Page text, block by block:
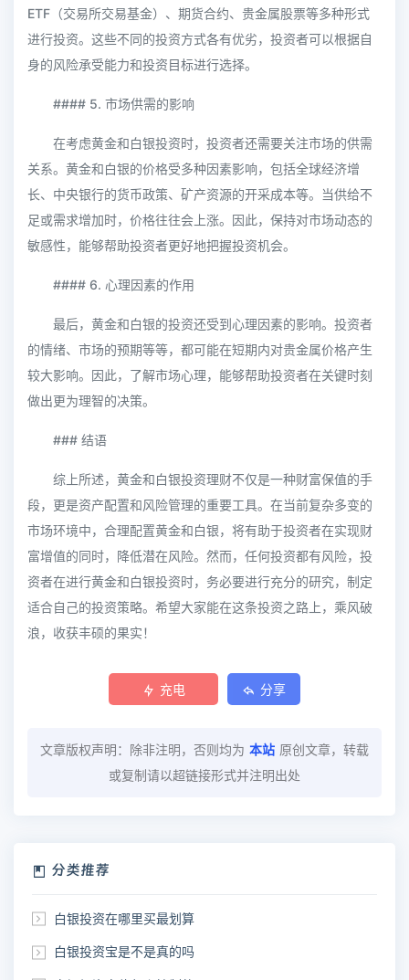
ETF（交易所交易基金）、期货合约、贵金属股票等多种形式
进行投资。这些不同的投资方式各有优劣，投资者可以根据自
身的风险承受能力和投资目标进行选择。
#### 5. 市场供需的影响
在考虑黄金和白银投资时，投资者还需要关注市场的供需
关系。黄金和白银的价格受多种因素影响，包括全球经济增
长、中央银行的货币政策、矿产资源的开采成本等。当供给不
足或需求增加时，价格往往会上涨。因此，保持对市场动态的
敏感性，能够帮助投资者更好地把握投资机会。
#### 6. 心理因素的作用
最后，黄金和白银的投资还受到心理因素的影响。投资者
的情绪、市场的预期等等，都可能在短期内对贵金属价格产生
较大影响。因此，了解市场心理，能够帮助投资者在关键时刻
做出更为理智的决策。
### 结语
综上所述，黄金和白银投资理财不仅是一种财富保值的手
段，更是资产配置和风险管理的重要工具。在当前复杂多变的
市场环境中，合理配置黄金和白银，将有助于投资者在实现财
富增值的同时，降低潜在风险。然而，任何投资都有风险，投
资者在进行黄金和白银投资时，务必要进行充分的研究，制定
适合自己的投资策略。希望大家能在这条投资之路上，乘风破
浪，收获丰硕的果实！
充电 分享
文章版权声明：除非注明，否则均为 本站 原创文章，转载
或复制请以超链接形式并注明出处
分类推荐
白银投资在哪里买最划算
白银投资宝是不是真的吗